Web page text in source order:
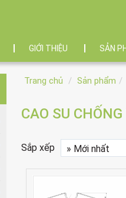
GIỚI THIỆU SẢN
Trang chủ Sản phẩm
CAO SU
Sắp xếp